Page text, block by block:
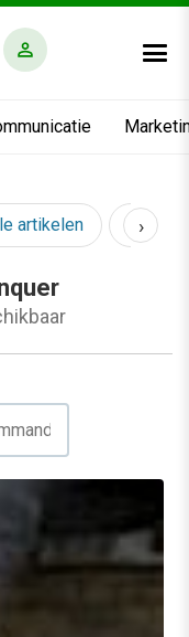
artikelen AI &
›